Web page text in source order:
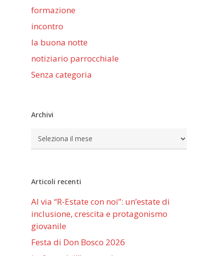
formazione
incontro
la buona notte
notiziario parrocchiale
Senza categoria
Archivi
Archivi
Articoli recenti
Al via “R-Estate con noi”: un’estate di
inclusione, crescita e protagonismo
giovanile
Festa di Don Bosco 2026